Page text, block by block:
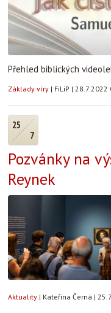
Přehled biblických
Základy víry | FiLiP | 28.7.2022
25
7
Pozvánky na
Reynek
Aktuality | Kateřina Černá |